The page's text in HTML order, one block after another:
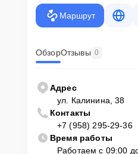
Маршрут
ОбзорОтзывы 0
Адрес
ул. Калинина, 38
Контакты
+7 (958) 295-29-36
Время работы
Работаем с 09:00